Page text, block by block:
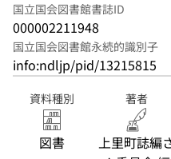
国立国会図書館書誌ID
000002211948
国立国会図書館永続的識別子
info:ndljp/pid/13215815
資料種別
図書
著者
上里町誌編